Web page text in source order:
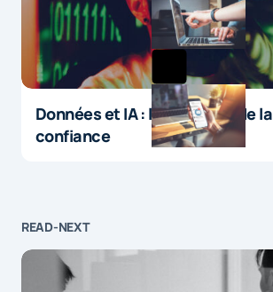
Données et IA : le paradoxe de la
confiance
READ-NEXT